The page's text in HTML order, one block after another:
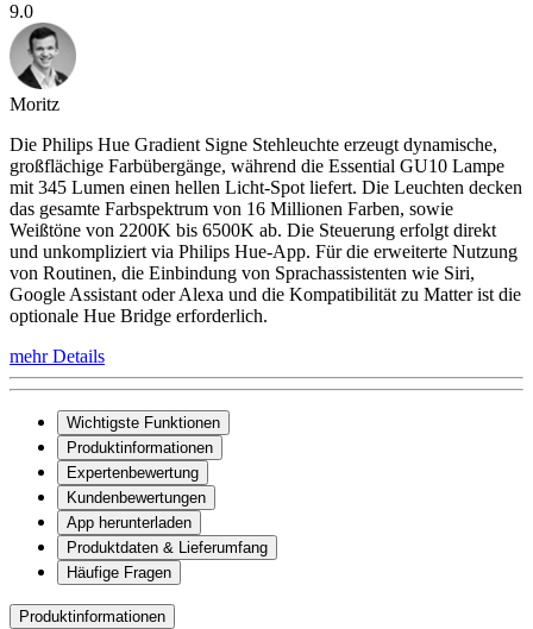
9.0
Moritz
Die Philips Hue Gradient Signe Stehleuchte erzeugt dynamische,
großflächige Farbübergänge, während die Essential GU10 Lampe
mit 345 Lumen einen hellen Licht-Spot liefert. Die Leuchten decken
das gesamte Farbspektrum von 16 Millionen Farben, sowie
Weißtöne von 2200K bis 6500K ab. Die Steuerung erfolgt direkt
und unkompliziert via Philips Hue-App. Für die erweiterte Nutzung
von Routinen, die Einbindung von Sprachassistenten wie Siri,
Google Assistant oder Alexa und die Kompatibilität zu Matter ist die
optionale Hue Bridge erforderlich.
mehr Details
Wichtigste Funktionen
Produktinformationen
Expertenbewertung
Kundenbewertungen
App herunterladen
Produktdaten & Lieferumfang
Häufige Fragen
Produktinformationen